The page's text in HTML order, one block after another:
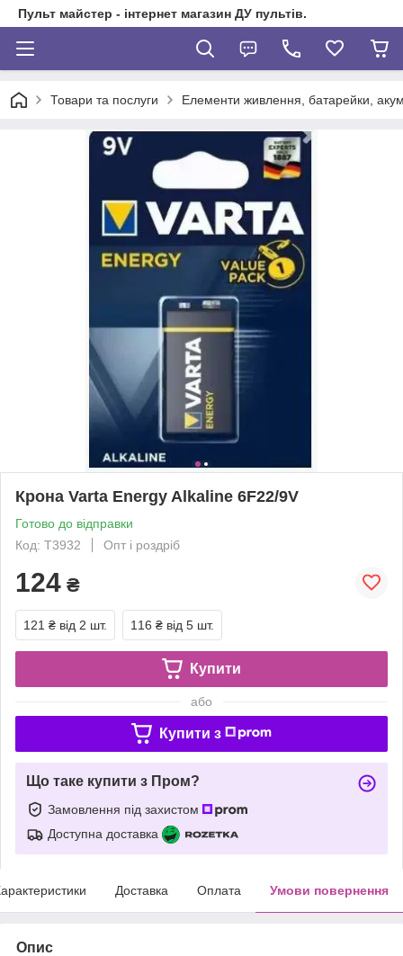
Пульт майстер - інтернет магазин ДУ пультів.
Товари та послуги Елементи живлення, батарейки,
Крона Varta Energy Alkaline 6F22/9V
Готово до відправки
Код: T3932
Опт і роздріб
124 ₴
121 ₴ від 2 шт. 116 ₴ від 5 шт.
Купити
або
Купити з
Що таке купити з Пром?
Замовлення під захистом
Доступна доставка
Доставка Оплата Умови повернення
Опис